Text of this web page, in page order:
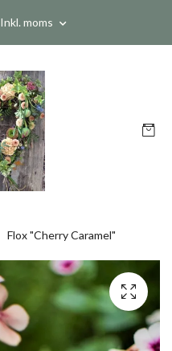
Inkl. moms
Flox "Cherry Caramel"